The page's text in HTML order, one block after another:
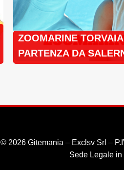
ZOOMARINE
PARTENZA DA
© 2026 Gitemania – Exclsv Srl –
Sede Legale